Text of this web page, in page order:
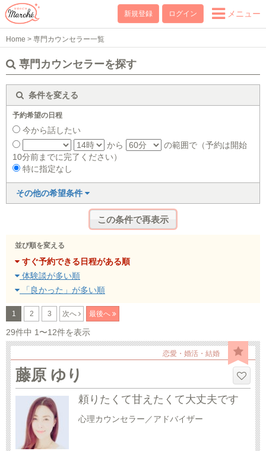
新規登録 ログイン メニュー
Home > 専門カウンセラー一覧
専門カウンセラーを探す
条件を変える
予約希望の日程
今から話したい
から
の範囲で（予約は開始
10分前までに完了ください）
特に指定なし
その他の希望条件
並び順を変える
すぐ予約できる日程がある順
体験談が多い順
「良かった」が多い順
1 2 3 次へ 最後へ
29件中 1〜12件を表示
恋愛・婚活・結婚
藤原 ゆり
頼りたくて甘えたくて大丈夫です
心理カウンセラー／アドバイザー